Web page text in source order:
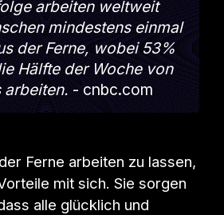
arbeiten weltweit
mindestens einmal
der Ferne, wobei 53%
Hälfte der Woche von
arbeiten.- cnbc.com
Ferne arbeiten zu lassen,
mit sich. Sie sorgen
alle glücklich und